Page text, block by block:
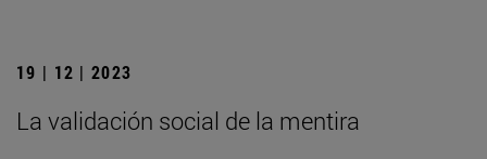
19 | 12 | 2023
La validación social de la mentira